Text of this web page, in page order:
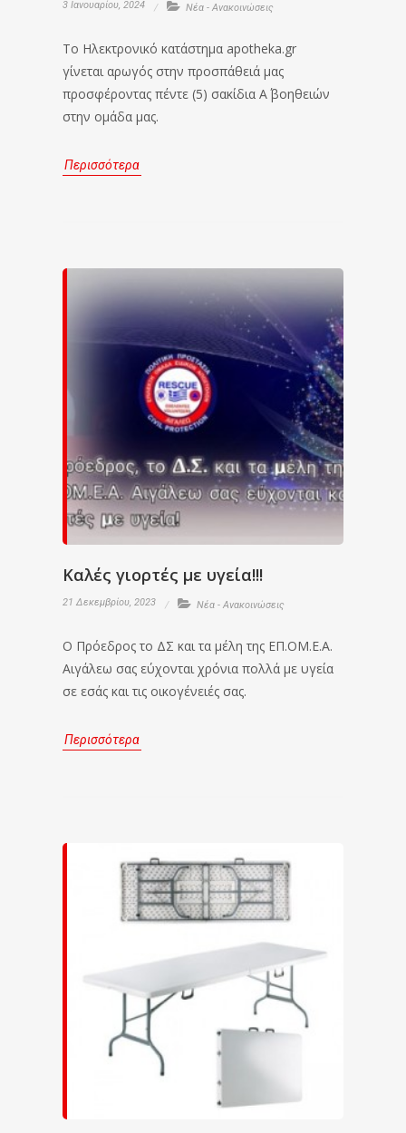
3 Ιανουαρίου, 2024 Νέα - Ανακοινώσεις
To Ηλεκτρονικό κατάστημα apotheka.gr
γίνεται αρωγός στην προσπάθειά μας
προσφέροντας πέντε (5) σακίδια Α΄ βοηθειών
στην ομάδα μας.
Περισσότερα
Καλές γιορτές με υγεία!!!
21 Δεκεμβρίου, 2023 Νέα - Ανακοινώσεις
Ο Πρόεδρος το ΔΣ και τα μέλη της ΕΠ.ΟΜ.Ε.Α.
Αιγάλεω σας εύχονται χρόνια πολλά με υγεία
σε εσάς και τις οικογένειές σας.
Περισσότερα